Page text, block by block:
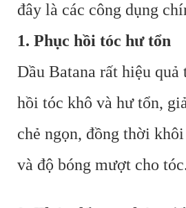
đây là các công dụng
1. Phục hồi tóc hư tổn
Dầu Batana rất hiệu quả
hồi tóc khô và hư tổn,
chẻ ngọn, đồng thời
và độ bóng mượt cho